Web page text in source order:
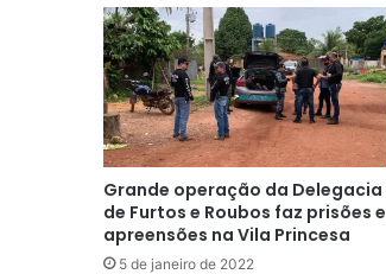
Grande operação da Delegacia
de Furtos e Roubos faz prisões e
apreensões na Vila Princesa
5 de janeiro de 2022